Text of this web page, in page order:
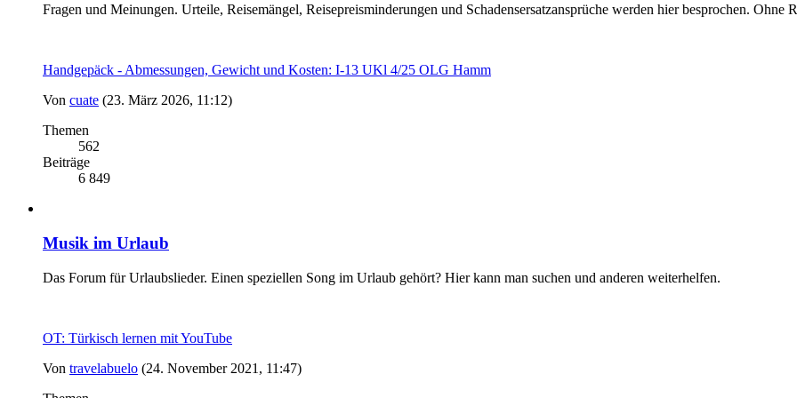
Fragen und Meinungen. Urteile, Reisemängel, Reisepreisminderungen und Schadensersatzansprüche werden hier besprochen. Ohne
Handgepäck - Abmessungen, Gewicht und Kosten: I-13 UKl 4/25 OLG Hamm
Von cuate (23. März 2026, 11:12)
Themen
562
Beiträge
6 849
Musik im Urlaub
Das Forum für Urlaubslieder. Einen speziellen Song im Urlaub gehört? Hier kann man suchen und anderen weiterhelfen.
OT: Türkisch lernen mit YouTube
Von travelabuelo (24. November 2021, 11:47)